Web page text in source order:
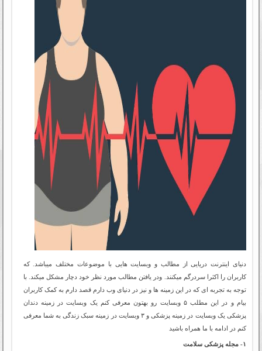
دنیای اینترنت دریایی از مطالب و وبسایت هایی با موضوعات مختلف میباشد. که
کاربران را اکثرا سردرگم میکنند. ودر یافتن مطالب مورد نظر خود دچار مشکل میکند. با
توجه به تجربه ای که در این زمینه ها و نیز در دنیای وب دارم قصد دارم به کمک کاربران
بیام و در این مطلب ۵ وبسایت رو بهتون معرفی کنم یک وبسایت در زمینه دندان
پزشکی یک وبسایت در زمینه پزشکی و ۳ وبسایت در زمینه سبک زندگی به شما معرفی
کنم در ادامه با ما همراه باشید
۱- مجله پزشکی سلامت